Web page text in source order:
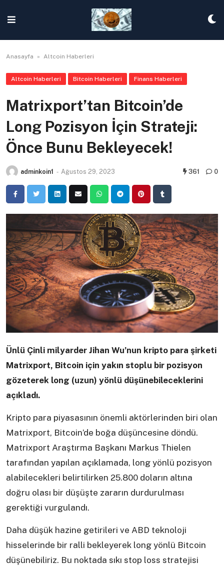
content
Anasayfa » Altcoin Haberleri
Altcoin Haberleri Bitcoin Haberleri Finans Haberleri
Matrixport’tan Bitcoin’de
Long Pozisyon İçin Strateji:
Önce Bunu Bekleyecek!
adminkoin1 - Ağustos 29, 2023 361 0
Ünlü Çinli milyarder Jihan Wu’nun kripto para şirketi
Matrixport, Bitcoin için yakın stoplu bir pozisyon
gözeterek long (uzun) yönlü düşünebileceklerini
açıkladı.
Kripto para piyasasının önemli aktörlerinden biri olan
Matrixport, Bitcoin’de boğa düşüncesine döndü.
Matrixport Araştırma Başkanı Markus Thielen
tarafından yapılan açıklamada, long yönlü pozisyon
alabilecekleri belirtilirken 25.800 doların altına
doğru olası bir düşüşte zararın durdurulması
gerektiği vurgulandı.
Daha düşük hazine getirileri ve ABD teknoloji
hisselerinde bir ralli bekleyerek long yönlü Bitcoin
düşünebiliriz. Bu noktada sıkı stop loss stratejisi